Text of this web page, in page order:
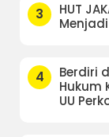
3
HUT
4
Berdiri
Hukum
UU